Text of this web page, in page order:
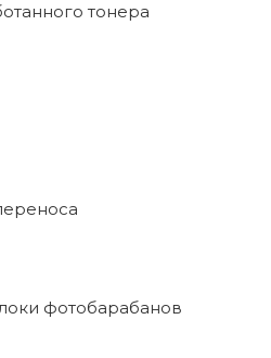
тонера
фотобарабанов